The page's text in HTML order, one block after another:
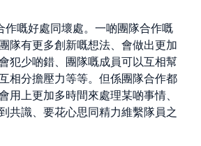
作嘅好處同壞處。一啲團隊合作嘅
隊有更多創新嘅想法、會做出更加
犯少啲錯、團隊嘅成員可以互相幫
相分擔壓力等等。但係團隊合作都
用上更加多時間來處理某啲事情、
共識、要花心思同精力維繫隊員之